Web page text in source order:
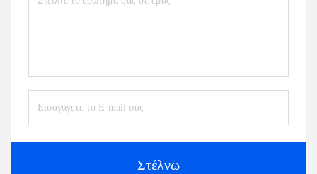
Στέλνω